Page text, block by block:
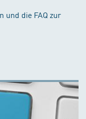
und die FAQ zur